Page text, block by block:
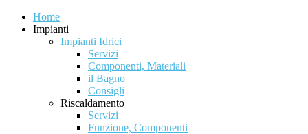
Home
Impianti
Impianti Idrici
Servizi
Componenti, Materiali
il Bagno
Consigli
Riscaldamento
Servizi
Funzione, Componenti